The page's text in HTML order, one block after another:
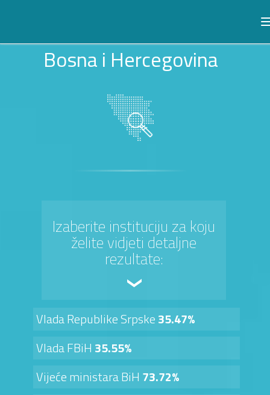
Bosna i Hercegovina
Izaberite instituciju za koju
želite vidjeti detaljne
rezultate:
Vlada Republike Srpske35.47%
Vlada FBiH 35.55%
Vijeće ministara BiH 73.72%